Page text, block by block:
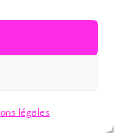
légales